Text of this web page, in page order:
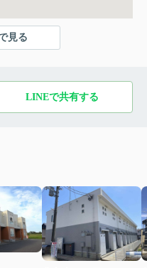
見る
LINEで共有する